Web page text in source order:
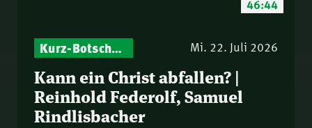
46:44
Kurz-Botschaften – Biblische Impulse mit Zukunft im Blick Mi. 22. Juli 2026
Kann ein Christ abfallen? |
Reinhold Federolf, Samuel
Rindlisbacher